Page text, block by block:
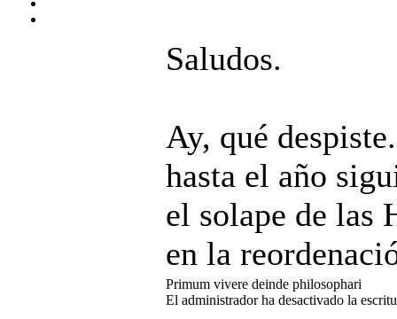
Saludos.
Ay, qué
hasta el año
el solape de las
en la
Primum vivere deinde philosophari
El administrador ha desactivado la